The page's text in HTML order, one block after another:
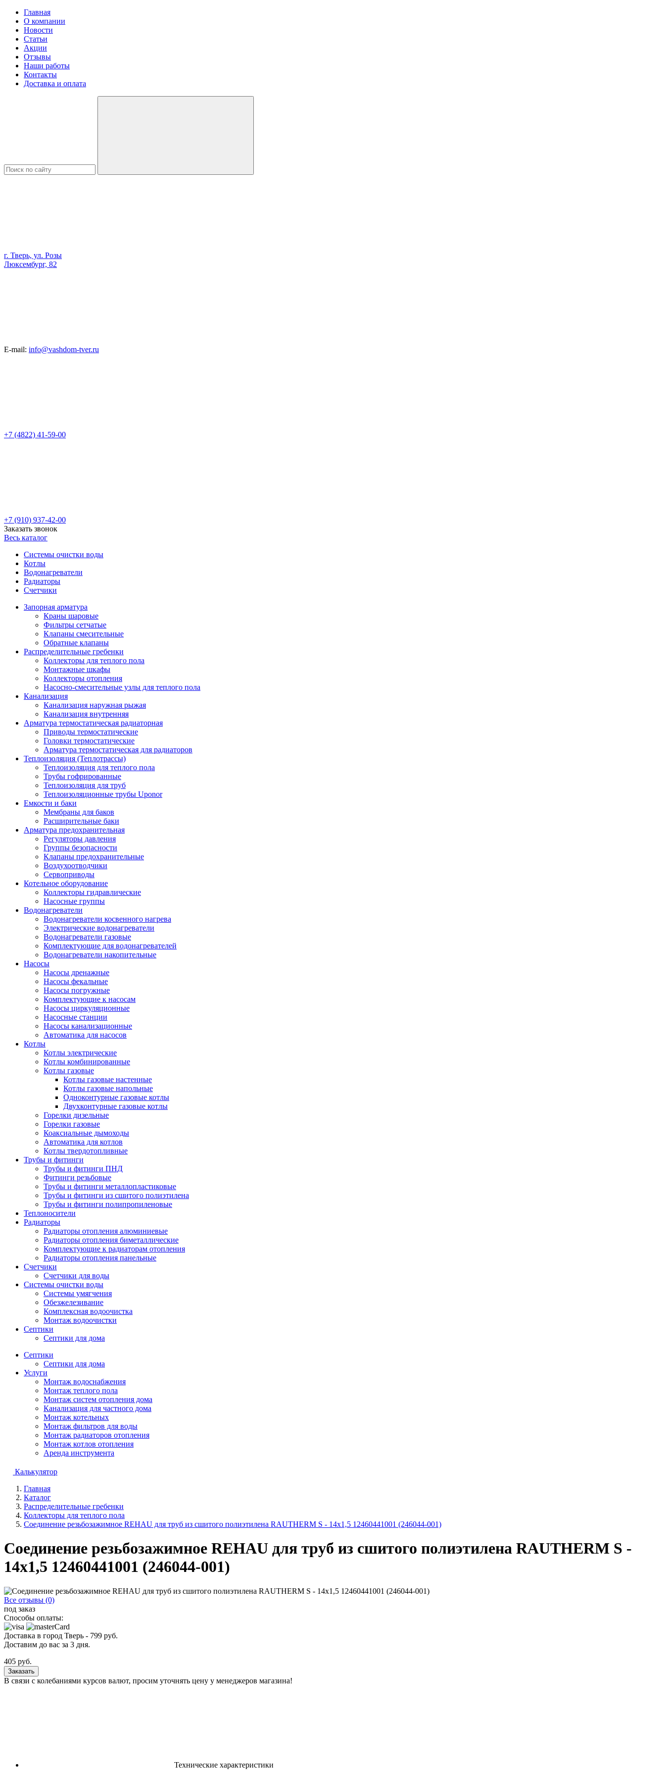
Главная
О компании
Новости
Статьи
Акции
Отзывы
Наши работы
Контакты
Доставка и оплата
г. Тверь, ул. Розы
Люксембург, 82
E-mail: info@vashdom-tver.ru
+7 (4822) 41-59-00
+7 (910) 937-42-00
Заказать звонок
Весь каталог
Системы очистки воды
Котлы
Водонагреватели
Радиаторы
Cчетчики
Запорная арматура
Краны шаровые
Фильтры сетчатые
Клапаны смесительные
Обратные клапаны
Распределительные гребенки
Коллекторы для теплого пола
Монтажные шкафы
Коллекторы отопления
Насосно-смесительные узлы для теплого пола
Канализация
Канализация наружная рыжая
Канализация внутренняя
Арматура термостатическая радиаторная
Приводы термостатические
Головки термостатические
Арматура термостатическая для радиаторов
Теплоизоляция (Теплотрассы)
Теплоизоляция для теплого пола
Трубы гофрированные
Теплоизоляция для труб
Теплоизоляционные трубы Uponor
Емкости и баки
Мембраны для баков
Расширительные баки
Арматура предохранительная
Регуляторы давления
Группы безопасности
Клапаны предохранительные
Воздухоотводчики
Сервоприводы
Котельное оборудование
Коллекторы гидравлические
Насосные группы
Водонагреватели
Водонагреватели косвенного нагрева
Электрические водонагреватели
Водонагреватели газовые
Комплектующие для водонагревателей
Водонагреватели накопительные
Насосы
Насосы дренажные
Насосы фекальные
Насосы погружные
Комплектующие к насосам
Насосы циркуляционные
Насосные станции
Насосы канализационные
Автоматика для насосов
Котлы
Котлы электрические
Котлы комбинированные
Котлы газовые
Котлы газовые настенные
Котлы газовые напольные
Одноконтурные газовые котлы
Двухконтурные газовые котлы
Горелки дизельные
Горелки газовые
Коаксиальные дымоходы
Автоматика для котлов
Котлы твердотопливные
Трубы и фитинги
Трубы и фитинги ПНД
Фитинги резьбовые
Трубы и фитинги металлопластиковые
Трубы и фитинги из сшитого полиэтилена
Трубы и фитинги полипропиленовые
Теплоносители
Радиаторы
Радиаторы отопления алюминиевые
Радиаторы отопления биметаллические
Комплектующие к радиаторам отопления
Радиаторы отопления панельные
Cчетчики
Счетчики для воды
Системы очистки воды
Системы умягчения
Обезжелезивание
Комплексная водоочистка
Монтаж водоочистки
Септики
Септики для дома
Септики
Септики для дома
Услуги
Монтаж водоснабжения
Монтаж теплого пола
Монтаж систем отопления дома
Канализация для частного дома
Монтаж котельных
Монтаж фильтров для воды
Монтаж радиаторов отопления
Монтаж котлов отопления
Аренда инструмента
Калькулятор
Главная
Каталог
Распределительные гребенки
Коллекторы для теплого пола
Соединение резьбозажимное REHAU для труб из сшитого полиэтилена RAUTHERM S - 14x1,5 12460441001 (246044-001)
Соединение резьбозажимное REHAU для труб из сшитого полиэтилена RAUTHERM S -
14x1,5 12460441001 (246044-001)
Все отзывы (0)
под заказ
Способы оплаты:
Доставка в город Тверь - 799 руб.
Доставим до вас за 3 дня.
405 руб.
Заказать
В связи с колебаниями курсов валют, просим уточнять цену у менеджеров магазина!
Технические характеристики